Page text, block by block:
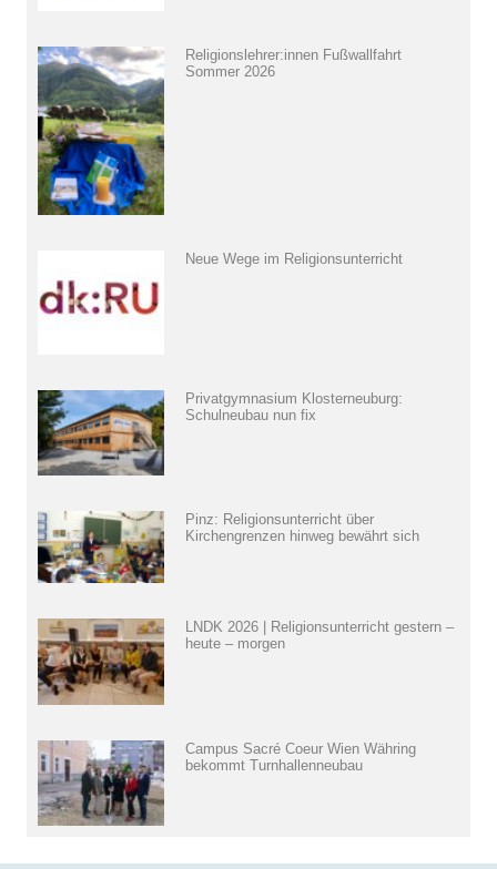
Religionslehrer:innen Fußwallfahrt
Sommer 2026
Neue Wege im Religionsunterricht
Privatgymnasium Klosterneuburg:
Schulneubau nun fix
Pinz: Religionsunterricht über
Kirchengrenzen hinweg bewährt sich
LNDK 2026 | Religionsunterricht gestern –
heute – morgen
Campus Sacré Coeur Wien Währing
bekommt Turnhallenneubau